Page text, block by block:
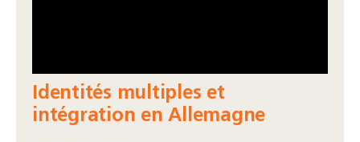
Identités multiples et
intégration en Allemagne